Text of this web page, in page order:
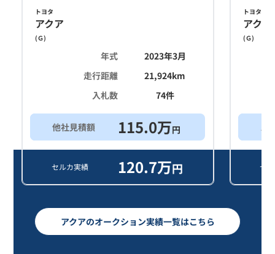
トヨタ
アクア
(Ｇ)
年式
2023年3月
走行距離
21,924km
入札数
74件
他社見積額 115.0万円
セルカ実績 120.7万円
トヨタ
アクア
(Ｇ)
ス
セ
アクアのオークション実績一覧はこちら